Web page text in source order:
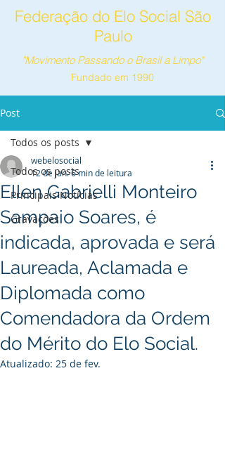
Federação do Elo Social São
Paulo
"Movimento Passando o Brasil a Limpo"
Fundado em 1990
Post
Todos os posts
Principais Notícias
Gravações
Todos os posts
Ellen Gabrielli Monteiro
Sampaio Soares, é
indicada, aprovada e será
Laureada, Aclamada e
Diplomada como
Comendadora da Ordem
do Mérito do Elo Social.
webelosocial
12 de jan.6 min de leitura
Atualizado: 25 de fev.